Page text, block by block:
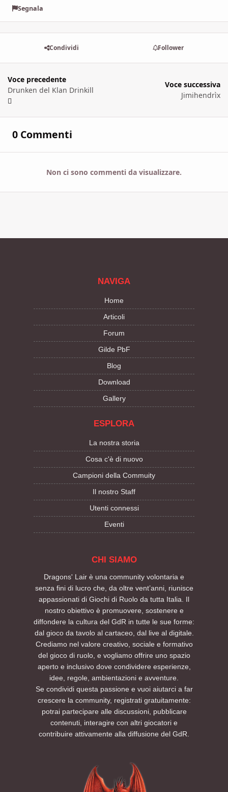
Segnala
Condividi Follower
Voce precedente
Drunken del Klan Drinkill
Voce successiva
Jimihendrìx
0 Commenti
Non ci sono commenti da visualizzare.
NAVIGA
Home
Articoli
Forum
Gilde PbF
Blog
Download
Gallery
ESPLORA
La nostra storia
Cosa c'è di nuovo
Campioni della Commuity
Il nostro Staff
Utenti connessi
Eventi
CHI SIAMO
Dragons' Lair è una community volontaria e
senza fini di lucro che, da oltre vent’anni, riunisce
appassionati di Giochi di Ruolo da tutta Italia. Il
nostro obiettivo è promuovere, sostenere e
diffondere la cultura del GdR in tutte le sue forme:
dal gioco da tavolo al cartaceo, dal live al digitale.
Crediamo nel valore creativo, sociale e formativo
del gioco di ruolo, e vogliamo offrire uno spazio
aperto e inclusivo dove condividere esperienze,
idee, regole, ambientazioni e avventure.
Se condividi questa passione e vuoi aiutarci a far
crescere la community, registrati gratuitamente:
potrai partecipare alle discussioni, pubblicare
contenuti, interagire con altri giocatori e
contribuire attivamente alla diffusione del GdR.